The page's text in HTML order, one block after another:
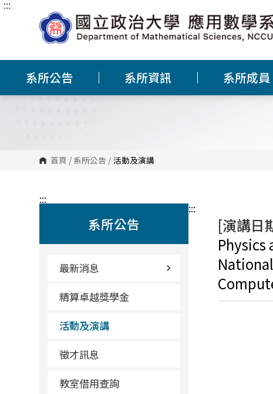
跳
區
:::
系所公告 系所資訊 系所成員
首頁 / 系所公告 / 活動及演講
:::
系所公告
最新消息
精算卓越獎學金
活動及演講
徵才訊息
教室借用查詢
:::
[演講日
Physics